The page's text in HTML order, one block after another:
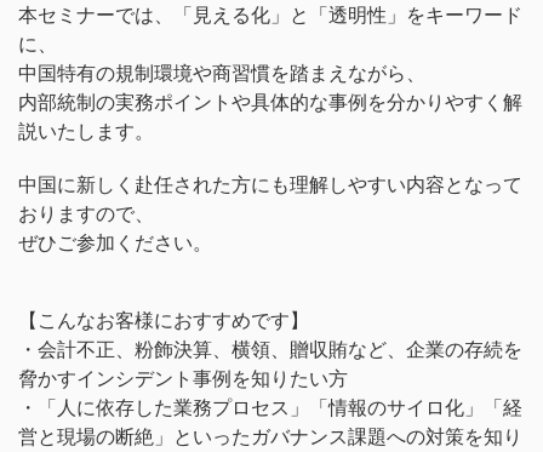
本セミナーでは、「見える化」と「透明性」をキーワード
に、
中国特有の規制環境や商習慣を踏まえながら、
内部統制の実務ポイントや具体的な事例を分かりやすく解
説いたします。
中国に新しく赴任された方にも理解しやすい内容となって
おりますので、
ぜひご参加ください。
【こんなお客様におすすめです】
・会計不正、粉飾決算、横領、贈収賄など、企業の存続を
脅かすインシデント事例を知りたい方
・「人に依存した業務プロセス」「情報のサイロ化」「経
営と現場の断絶」といったガバナンス課題への対策を知り